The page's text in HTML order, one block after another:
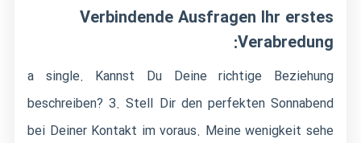
Verbindende Ausfragen Ihr erstes
Verabredung:
a single. Kannst Du Deine richtige Beziehung
beschreiben? 3. Stell Dir den perfekten Sonnabend
bei Deiner Kontakt im voraus. Meine wenigkeit sehe